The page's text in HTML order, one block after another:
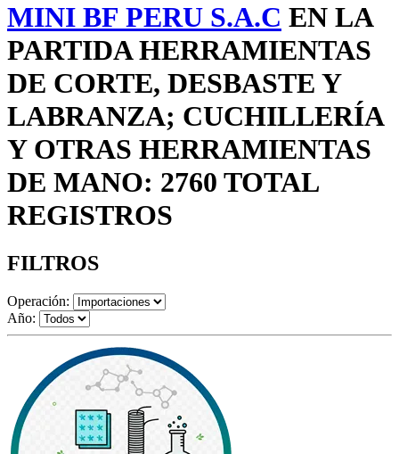
MINI BF PERU S.A.C EN LA
PARTIDA HERRAMIENTAS
DE CORTE, DESBASTE Y
LABRANZA; CUCHILLERÍA
Y OTRAS HERRAMIENTAS
DE MANO: 2760 TOTAL
REGISTROS
FILTROS
Operación:
Año: